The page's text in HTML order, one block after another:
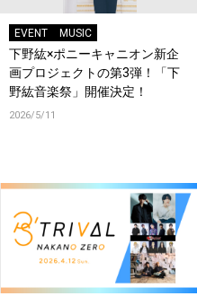
EVENT MUSIC
下野紘×ポニーキャニオン新企
画プロジェクトの第3弾！「下
野紘音楽祭」開催決定！
2026/5/11